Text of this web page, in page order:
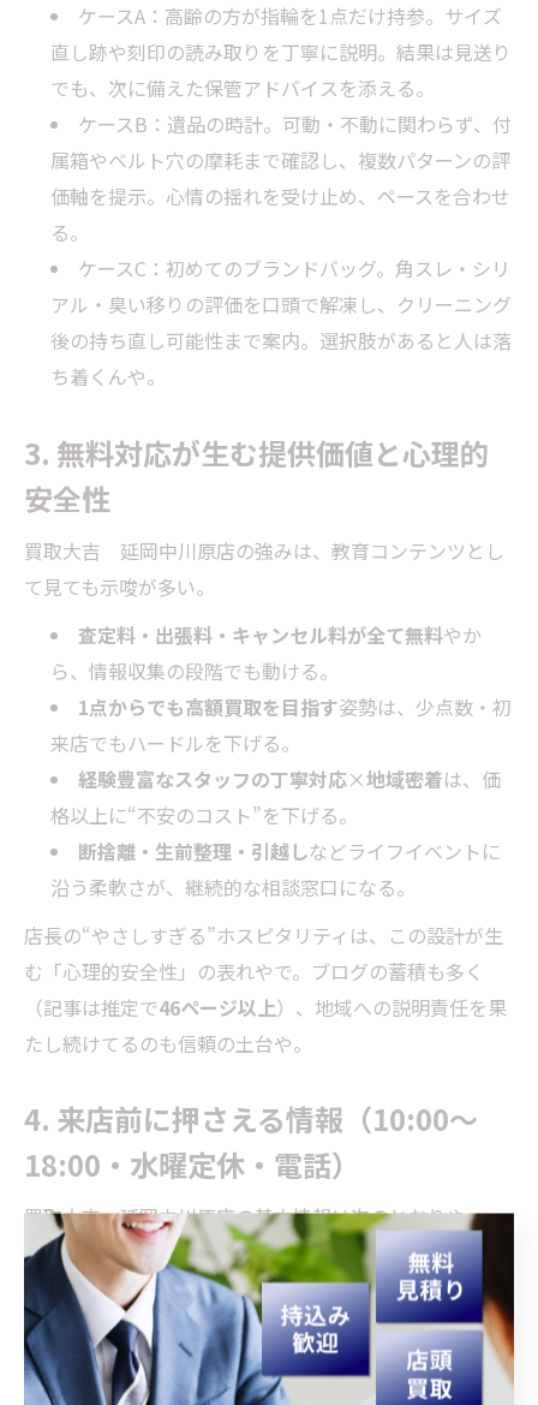
ケースA：高齢の方が指輪を1点だけ持参。サイズ
直し跡や刻印の読み取りを丁寧に説明。結果は見送り
でも、次に備えた保管アドバイスを添える。
ケースB：遺品の時計。可動・不動に関わらず、付
属箱やベルト穴の摩耗まで確認し、複数パターンの評
価軸を提示。心情の揺れを受け止め、ペースを合わせ
る。
ケースC：初めてのブランドバッグ。角スレ・シリ
アル・臭い移りの評価を口頭で解凍し、クリーニング
後の持ち直し可能性まで案内。選択肢があると人は落
ち着くんや。
3. 無料対応が生む提供価値と心理的
安全性
買取大吉 延岡中川原店の強みは、教育コンテンツとし
て見ても示唆が多い。
査定料・出張料・キャンセル料が全て無料やか
ら、情報収集の段階でも動ける。
1点からでも高額買取を目指す姿勢は、少点数・初
来店でもハードルを下げる。
経験豊富なスタッフの丁寧対応×地域密着は、価
格以上に“不安のコスト”を下げる。
断捨離・生前整理・引越しなどライフイベントに
沿う柔軟さが、継続的な相談窓口になる。
店長の“やさしすぎる”ホスピタリティは、この設計が生
む「心理的安全性」の表れやで。ブログの蓄積も多く
（記事は推定で46ページ以上）、地域への説明責任を果
たし続けてるのも信頼の土台や。
4. 来店前に押さえる情報（10:00〜
18:00・水曜定休・電話）
買取大吉 延岡中川原店の基本情報は次のとおりや。
営業時間：10:00〜18:00
定休日：水曜日
電話：0982-20-9911
混み合う前に連絡しておくと、落ち着いて相談しやすい